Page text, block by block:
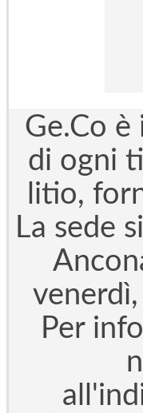
Ge.Co
di ogni
litio,
La sede
Per